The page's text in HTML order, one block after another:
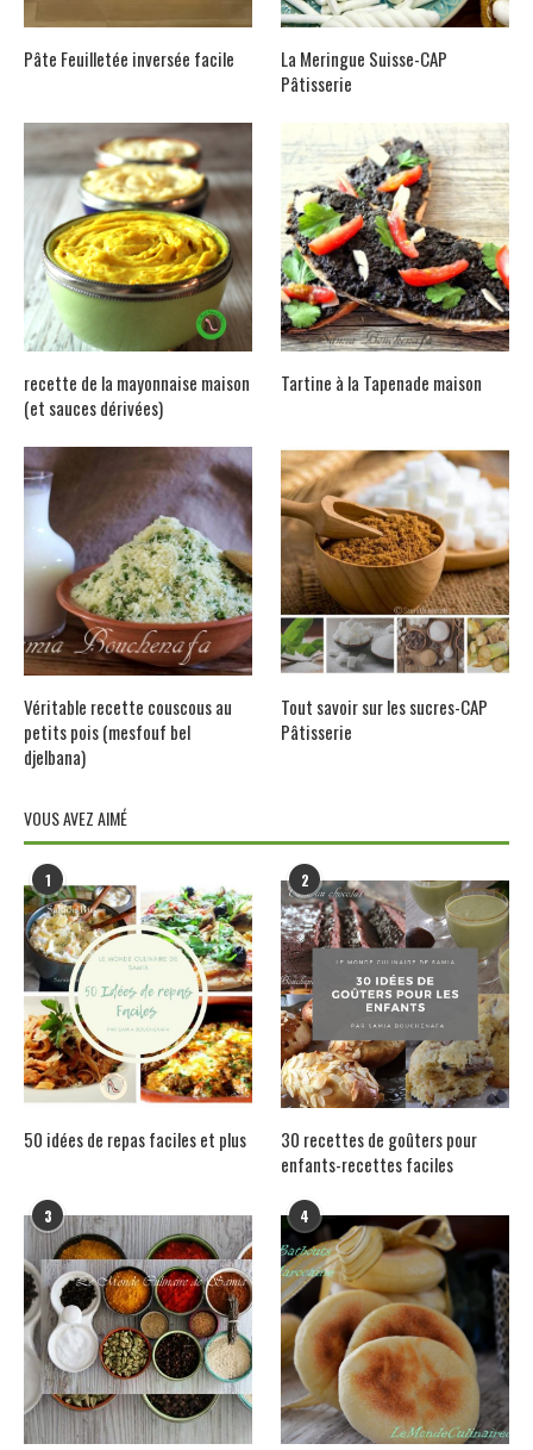
Pâte Feuilletée inversée facile
La Meringue Suisse-CAP
Pâtisserie
recette de la mayonnaise maison
(et sauces dérivées)
Tartine à la Tapenade maison
Véritable recette couscous au
petits pois (mesfouf bel
djelbana)
Tout savoir sur les sucres-CAP
Pâtisserie
VOUS AVEZ AIMÉ
1
50 idées de repas faciles et plus
2
30 recettes de goûters pour
enfants-recettes faciles
3 4